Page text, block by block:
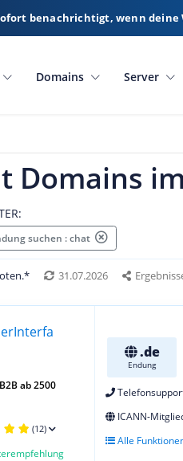
benachrichtigt, wenn
Domains Server
Domains
suchen : chat
31.07.2026
.de
Endung
ICANN-
Alle
ab 2500
(12)